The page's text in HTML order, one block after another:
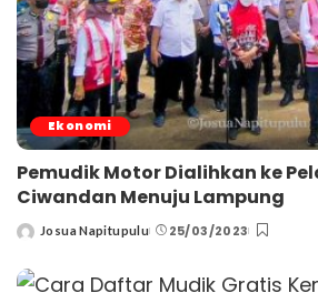
Ekonomi
Pemudik Motor Dialihkan ke
Ciwandan Menuju Lampung
Posted
Josua Napitupulu 25/03/2023